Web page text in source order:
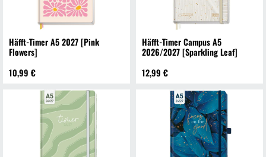
Häfft-Timer A5 2027 [Pink
Flowers]
10,99 €
Häfft-Timer Campus A5
2026/2027 [Sparkling Leaf]
12,99 €